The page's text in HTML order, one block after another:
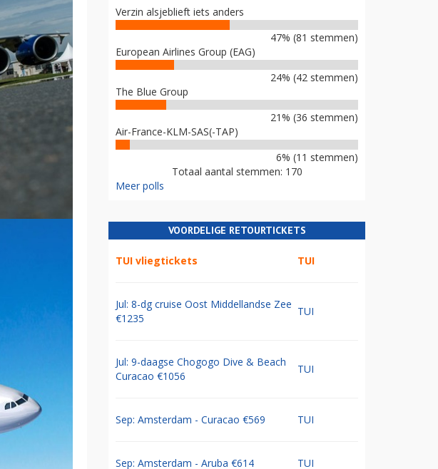
Verzin alsjeblieft iets anders
47% (81 stemmen)
European Airlines Group (EAG)
24% (42 stemmen)
The Blue Group
21% (36 stemmen)
Air-France-KLM-SAS(-TAP)
6% (11 stemmen)
Totaal aantal stemmen: 170
Meer polls
VOORDELIGE RETOURTICKETS
TUI vliegtickets TUI
Jul: 8-dg cruise Oost Middellandse Zee
€1235
TUI
Jul: 9-daagse Chogogo Dive & Beach
Curacao €1056
TUI
Sep: Amsterdam - Curacao €569 TUI
Sep: Amsterdam - Aruba €614 TUI